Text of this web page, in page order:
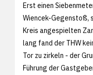
Erst einen
Wiencek-Gegenstoß,
Kreis angespielten
lang fand der THW
Tor zu zirkeln - der
Führung der